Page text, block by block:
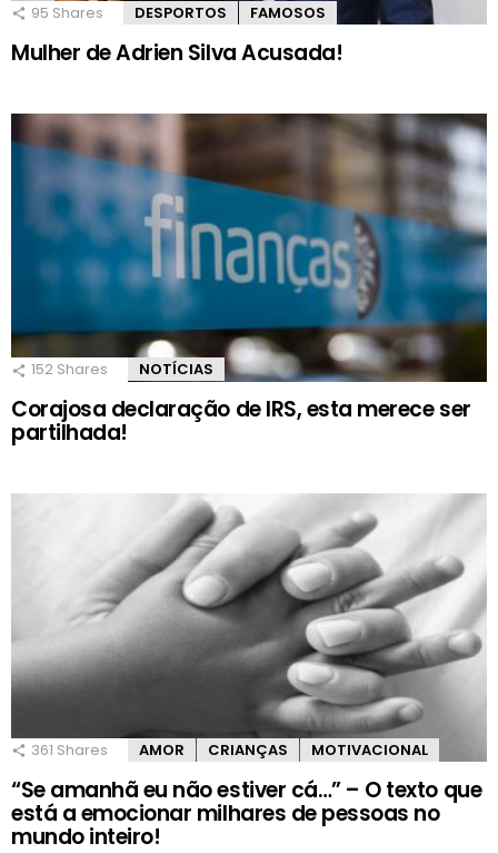
95 Shares DESPORTOS FAMOSOS
Mulher de Adrien Silva Acusada!
152 Shares NOTÍCIAS
Corajosa declaração de IRS, esta merece ser
partilhada!
361 Shares AMOR CRIANÇAS MOTIVACIONAL
“Se amanhã eu não estiver cá…” – O texto que
está a emocionar milhares de pessoas no
mundo inteiro!